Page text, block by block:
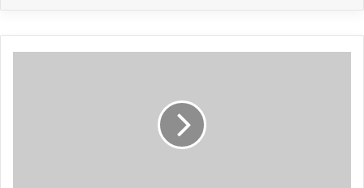
محافل برده شود.
سه کتاب خواندنی در خصوص
منافقین